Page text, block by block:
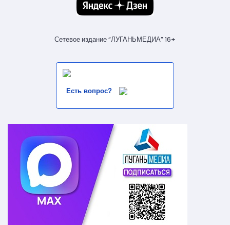
Сетевое издание “ЛУГАНЬМЕДИА” 16+
Есть вопрос?